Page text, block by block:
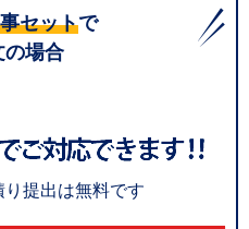
セットで
の場合
提出は無料です